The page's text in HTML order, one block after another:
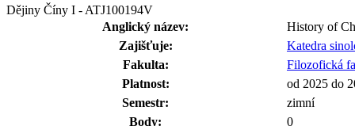
Dějiny Číny I - ATJ100194V
Anglický název:
History of
Zajišťuje:
Katedra
Fakulta:
Filozofická
Platnost:
od 2025 do
Semestr:
zimní
Body:
0